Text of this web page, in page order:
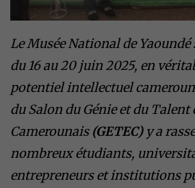
Le Musée National de Yaoundé
du 16 au 20 juin 2025, en
potentiel intellectuel
du Salon du Génie et du Talent
Camerounais (GETEC)y a
nombreux étudiants,
entrepreneurs et institutions